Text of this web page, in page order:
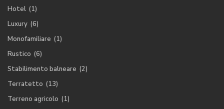
Hotel (1)
Luxury (6)
Monofamiliare (1)
Rustico (6)
Stabilimento balneare (2)
Terratetto (13)
Terreno agricolo (1)